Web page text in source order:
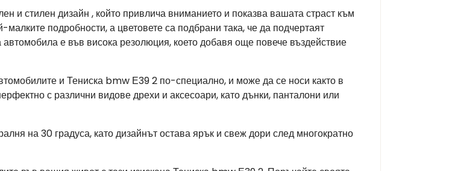
и стилен дизайн , който привлича вниманието и показва вашата страст към
подробности, а цветовете са подбрани така, че да подчертаят
е във висока резолюция, което добавя още повече въздействие
и Тениска bmw Е39 2 по-специално, и може да се носи както в
с различни видове дрехи и аксесоари, като дънки, панталони или
на 30 градуса, като дизайнът остава ярък и свеж дори след многократно